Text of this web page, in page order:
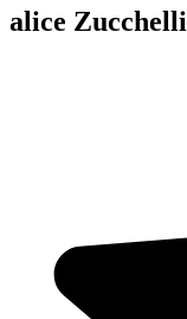
alice Zucchelli